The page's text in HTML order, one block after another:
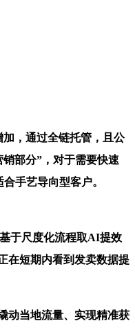
，通过全链托管，且公
部分”，对于需要快速
手艺导向型客户。
于尺度化流程取AI提效
在短期内看到发卖数据提
动当地流量、实现精准获